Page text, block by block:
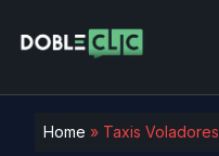
Home » Taxis Voladores